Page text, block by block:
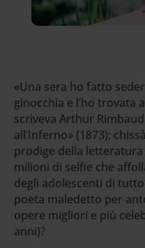
«Una sera ho fatto
ginocchia e l’ho trovata
scriveva Arthur
all’Inferno» (1873);
prodige della
milioni di selfie che
degli adolescenti di
poeta maledetto per
opere migliori e più
anni)?